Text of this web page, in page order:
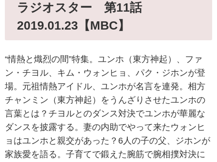
ラジオスター 第11話
2019.01.23【MBC】
“情熱と熾烈の間”特集。ユンホ（東方神起）、ファ
ン・チヨル、キム・ウォンヒョ、パク・ジホンが登
場。元祖情熱アイドル、ユンホが名言を連発。相方
チャンミン（東方神起）をうんざりさせたユンホの
言葉とは？チヨルとのダンス対決でユンホが華麗な
ダンスを披露する。妻の内助でやって来たウォンヒ
ョはユンホと親交があった？6人の子の父、ジホンが
家族愛を語る。子育てで鍛えた腕筋で腕相撲対決に